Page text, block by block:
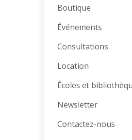
Boutique
Événements
Consultations
Location
Écoles et
Newsletter
Contactez-nous